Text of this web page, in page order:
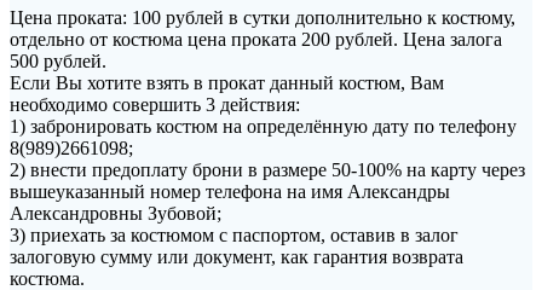
Цена проката: 100 рублей в сутки дополнительно к костюму,
отдельно от костюма цена проката 200 рублей. Цена залога
500 рублей.
Если Вы хотите взять в прокат данный костюм, Вам
необходимо совершить 3 действия:
1) забронировать костюм на определённую дату по телефону
8(989)2661098;
2) внести предоплату брони в размере 50-100% на карту через
вышеуказанный номер телефона на имя Александры
Александровны Зубовой;
3) приехать за костюмом с паспортом, оставив в залог
залоговую сумму или документ, как гарантия возврата
костюма.